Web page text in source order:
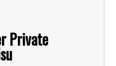
Private